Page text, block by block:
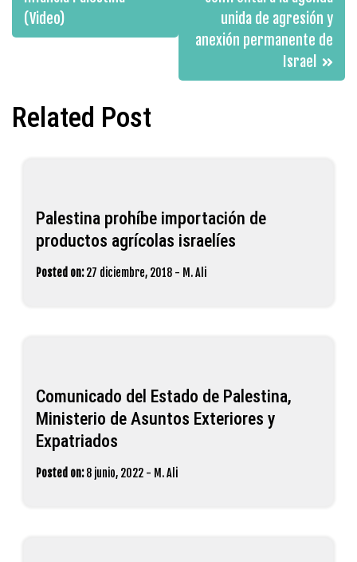
entradas
(Video)
unida de agresión y
anexión permanente de
Israel
Related Post
Palestina prohíbe importación de
productos agrícolas israelíes
Posted on: 27 diciembre, 2018 - M. Ali
Comunicado del Estado de Palestina,
Ministerio de Asuntos Exteriores y
Expatriados
Posted on: 8 junio, 2022 - M. Ali